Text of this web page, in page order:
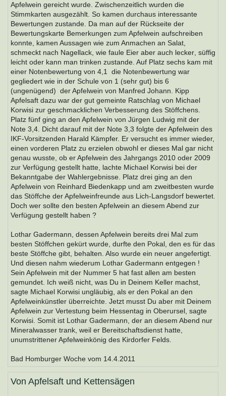
Apfelwein gereicht wurde. Zwischenzeitlich wurden die
Stimmkarten ausgezählt. So kamen durchaus interessante
Bewertungen zustande. Da man auf der Rückseite der
Bewertungskarte Bemerkungen zum Apfelwein aufschreiben
konnte, kamen Aussagen wie zum Anmachen an Salat,
schmeckt nach Nagellack, wie faule Eier aber auch lecker, süffig
leicht oder kann man trinken zustande. Auf Platz sechs kam mit
einer Notenbewertung von 4,1  die Notenbewertung war
gegliedert wie in der Schule von 1 (sehr gut) bis 6
(ungenügend)  der Apfelwein von Manfred Johann. Kipp
Apfelsaft dazu war der gut gemeinte Ratschlag von Michael
Korwisi zur geschmacklichen Verbesserung des Stöffchens.
Platz fünf ging an den Apfelwein von Jürgen Ludwig mit der
Note 3,4. Dicht darauf mit der Note 3,3 folgte der Apfelwein des
IKF-Vorsitzenden Harald Kämpfer. Er versucht es immer wieder,
einen vorderen Platz zu erzielen obwohl er dieses Mal gar nicht
genau wusste, ob er Apfelwein des Jahrgangs 2010 oder 2009
zur Verfügung gestellt hatte, lachte Michael Korwisi bei der
Bekanntgabe der Wahlergebnisse. Platz drei ging an den
Apfelwein von Reinhard Biedenkapp und am zweitbesten wurde
das Stöffche der Apfelweinfreunde aus Lich-Langsdorf bewertet.
Doch wer sollte den besten Apfelwein an diesem Abend zur
Verfügung gestellt haben ?
Lothar Gadermann, dessen Apfelwein bereits drei Mal zum
besten Stöffchen gekürt wurde, durfte den Pokal, den es für das
beste Stöffche gibt, behalten. Also wurde ein neuer angefertigt.
Und diesen nahm wiederum Lothar Gadermann entgegen !
Sein Apfelwein mit der Nummer 5 hat fast allen am besten
gemundet. Ich weiß nicht, was Du in Deinem Keller machst,
sagte Michael Korwisi ungläubig, als er den Pokal an den
Apfelweinkünstler überreichte. Jetzt musst Du aber mit Deinem
Apfelwein zur Vertestung beim Hessentag in Oberursel, sagte
Korwisi. Somit ist Lothar Gadermann, der an diesem Abend nur
Mineralwasser trank, weil er Bereitschaftsdienst hatte,
unumstrittener Apfelweinkönig des Kirdorfer Felds.
Bad Homburger Woche vom 14.4.2011
Von Apfelsaft und Kettensägen